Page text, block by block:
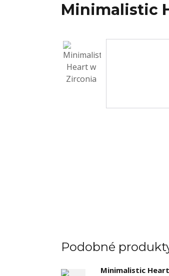
Minimalistic
Podobné
Minimalistic